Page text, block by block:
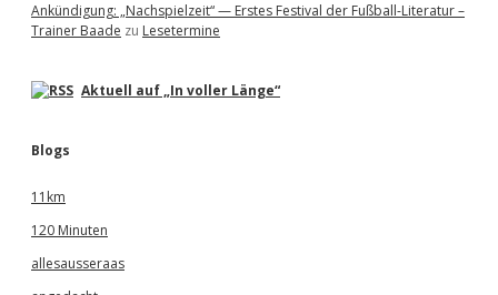
Ankündigung: „Nachspielzeit“ — Erstes Festival der Fußball-Literatur –
Trainer Baade zu Lesetermine
Aktuell auf „In voller Länge“
Blogs
11km
120 Minuten
allesausseraas